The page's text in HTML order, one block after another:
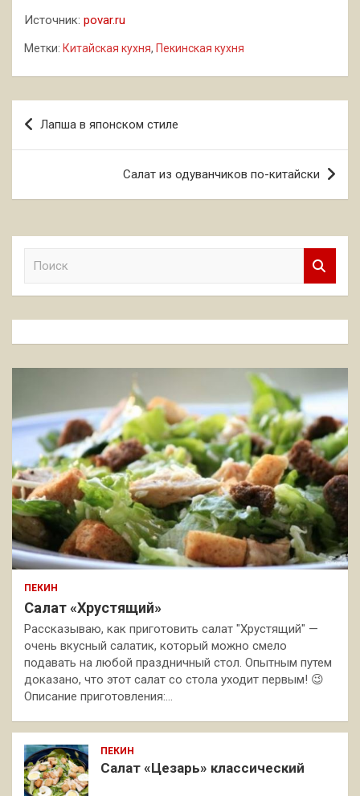
Источник: povar.ru
Метки: Китайская кухня, Пекинская кухня
Навигация
по
Лапша в японском стиле
Салат из одуванчиков по-китайски
к
ПЕКИН
Салат «Хрустящий»
Рассказываю, как приготовить салат "Хрустящий" —
очень вкусный салатик, который можно смело
подавать на любой праздничный стол. Опытным путем
доказано, что этот салат со стола уходит первым! 😉
Описание приготовления:…
ПЕКИН
Салат «Цезарь» классический